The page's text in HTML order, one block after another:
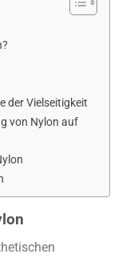
der Vielseitigkeit
von Nylon auf